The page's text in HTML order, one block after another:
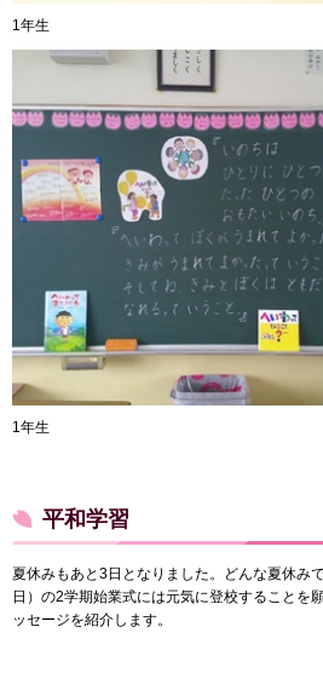
1年生
1年生
平和学習
夏休みもあと3日となりました。どんな夏休み
日）の2学期始業式には元気に登校することを
ッセージを紹介します。